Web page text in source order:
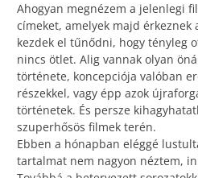
Ahogyan megnézem a jelenlegi
címeket, amelyek majd érkeznek
kezdek el tűnődni, hogy tényleg
nincs ötlet. Alig vannak olyan
története, koncepciója valóban
részekkel, vagy épp azok
történetek. És persze
szuperhősös filmek terén.
Ebben a hónapban eléggé
tartalmat nem nagyon néztem,